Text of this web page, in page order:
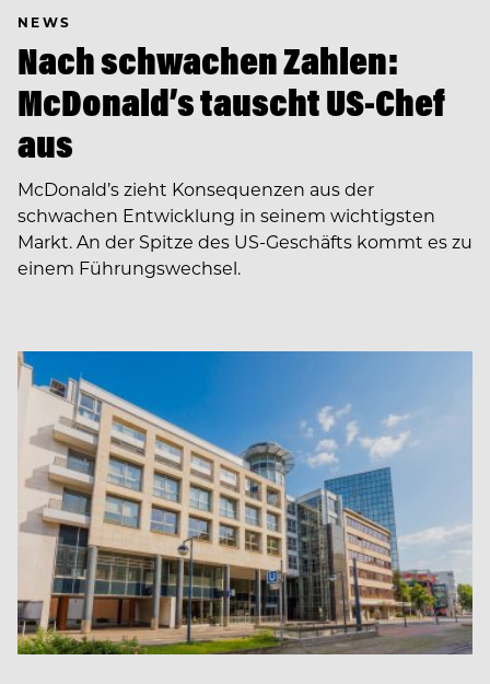
NEWS
Nach schwachen Zahlen:
McDonald’s tauscht US-Chef
aus
McDonald’s zieht Konsequenzen aus der
schwachen Entwicklung in seinem wichtigsten
Markt. An der Spitze des US-Geschäfts kommt es zu
einem Führungswechsel.